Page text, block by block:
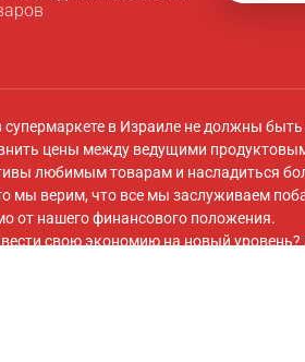
супермаркете в Израиле не должны
цены между ведущими
любимым товарам и насладиться
мы верим, что все мы заслуживаем
от нашего финансового положения.
свою экономию на новый уровень?